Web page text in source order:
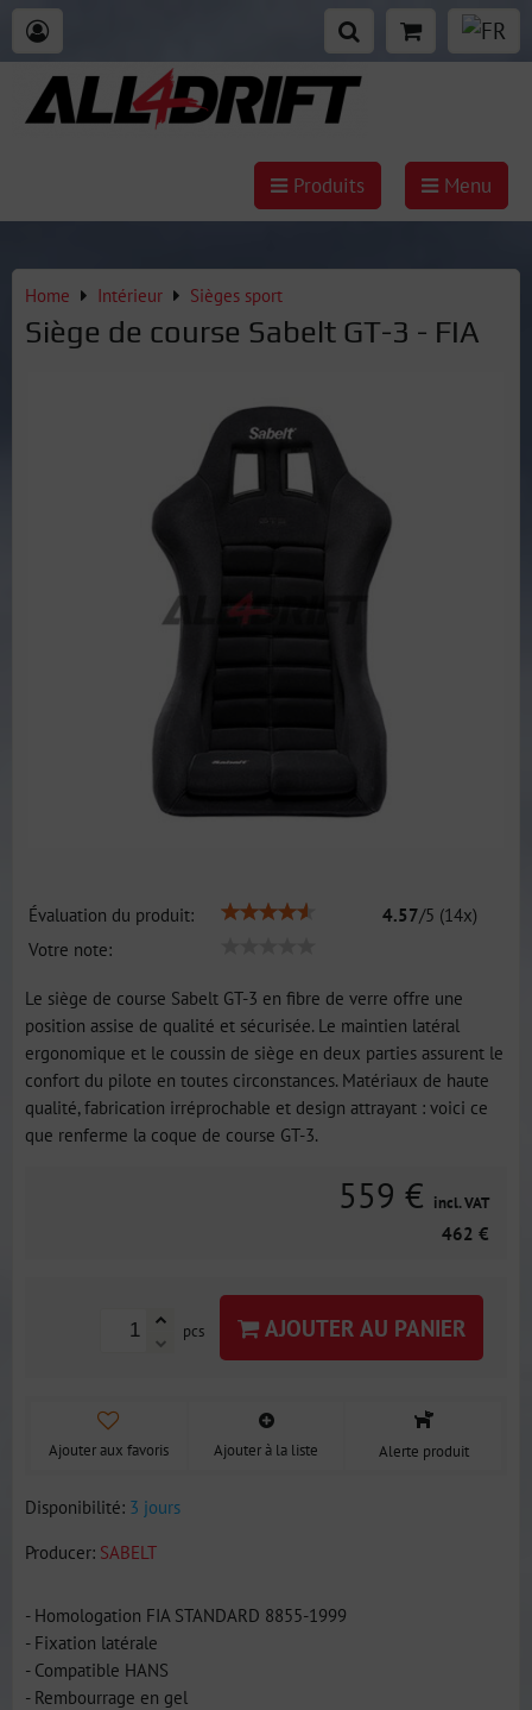
Produits Menu
Home Intérieur Sièges sport
Siège de course Sabelt GT-3 - FIA
Évaluation du produit: 4.57/5 (14x)
Votre note:
Le siège de course Sabelt GT-3 en fibre de verre offre une
position assise de qualité et sécurisée. Le maintien latéral
ergonomique et le coussin de siège en deux parties assurent le
confort du pilote en toutes circonstances. Matériaux de haute
qualité, fabrication irréprochable et design attrayant : voici ce
que renferme la coque de course GT-3.
559 € incl. VAT
462 €
pcs AJOUTER AU PANIER
Ajouter aux favoris Ajouter à la liste Alerte produit
Disponibilité: 3 jours
Producer: SABELT
- Homologation FIA STANDARD 8855-1999
- Fixation latérale
- Compatible HANS
- Rembourrage en gel